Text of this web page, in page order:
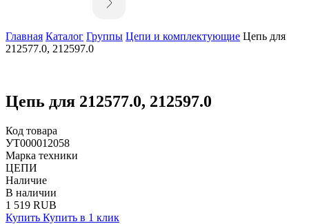
Главная Каталог Группы Цепи и комплектующие Цепь для
212577.0, 212597.0
Цепь для 212577.0, 212597.0
Код товара
УТ000012058
Марка техники
ЦЕПИ
Наличие
В наличии
1 519 RUB
Купить Купить в 1 клик